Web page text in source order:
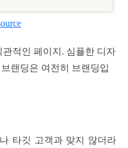
적인 페이지. 심플한 디자
랜딩은 여전히 브랜딩입
타깃 고객과 맞지 않더라